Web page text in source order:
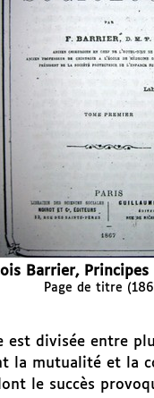
Barrier,
Page de titre
est divisée entre
la mutualité et la
le succès